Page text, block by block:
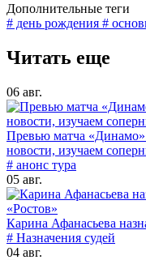
Дополнительные теги
# день рождения #
Читать еще
06 авг.
Превью матча
новости, изучаем
# анонс тура
05 авг.
Карина Афанасьева
# Назначения судей
04 авг.